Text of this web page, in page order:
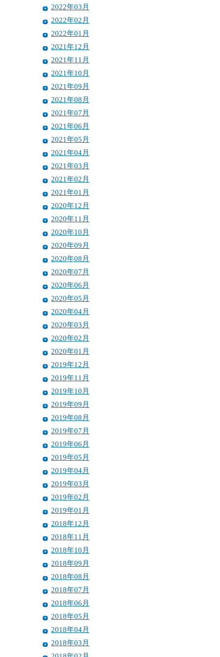
2022年03月
2022年02月
2022年01月
2021年12月
2021年11月
2021年10月
2021年09月
2021年08月
2021年07月
2021年06月
2021年05月
2021年04月
2021年03月
2021年02月
2021年01月
2020年12月
2020年11月
2020年10月
2020年09月
2020年08月
2020年07月
2020年06月
2020年05月
2020年04月
2020年03月
2020年02月
2020年01月
2019年12月
2019年11月
2019年10月
2019年09月
2019年08月
2019年07月
2019年06月
2019年05月
2019年04月
2019年03月
2019年02月
2019年01月
2018年12月
2018年11月
2018年10月
2018年09月
2018年08月
2018年07月
2018年06月
2018年05月
2018年04月
2018年03月